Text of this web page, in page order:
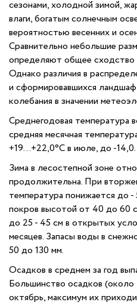
сезонами, холодной зимой,
влаги, богатым солнечным
вероятностью весенних и
Сравнительно небольшие
определяют общее сходство
Однако различия в
и сформировавшихся
колебания в значении
Среднегодовая температура
средняя месячная
+19…+22,0°С в июле, до -
Зима в лесостепной зоне
продолжительна. При
температура понижается до
покров высотой от 40 до 60
до 25 - 45 см в открытых
месяцев. Запасы воды в
50 до 130 мм.
Осадков в среднем за год
Большинство осадков
октябрь, максимум их